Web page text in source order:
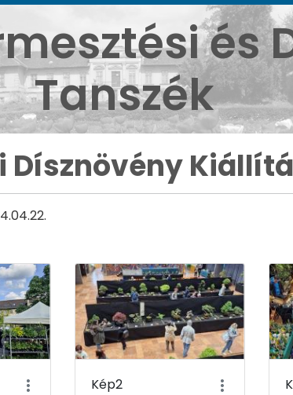
2024 - Budai
és
Tanszék
Dísznövény
Kép2